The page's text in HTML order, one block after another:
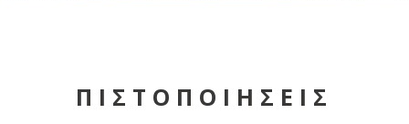
ΠΙΣΤΟΠΟΙΗΣΕΙΣ